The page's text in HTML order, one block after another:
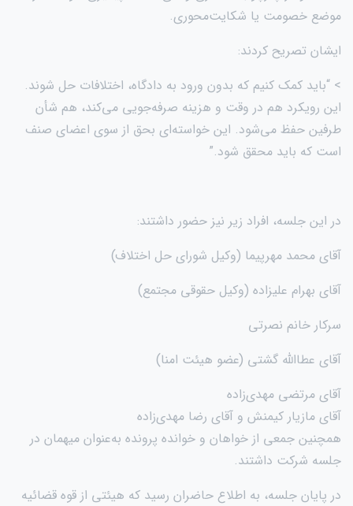
موضع خصومت یا شکایت‌محوری.
ایشان تصریح کردند:
> “باید کمک کنیم که بدون ورود به دادگاه، اختلافات حل شوند.
این رویکرد هم در وقت و هزینه صرفه‌جویی می‌کند، هم شأن
طرفین حفظ می‌شود. این خواسته‌ای بحق از سوی اعضای صنف
است که باید محقق شود.”
در این جلسه، افراد زیر نیز حضور داشتند:
آقای محمد مهرپیما (وکیل شورای حل اختلاف)
آقای بهرام علیزاده (وکیل حقوقی مجتمع)
سرکار خانم نصرتی
آقای عطاالله گشتی (عضو هیئت امنا)
آقای مرتضی مهدی‌زاده
آقای مازیار کیمنش و آقای رضا مهدی‌زاده
همچنین جمعی از خواهان و خوانده پرونده به‌عنوان میهمان در
جلسه شرکت داشتند.
در پایان جلسه، به اطلاع حاضران رسید که هیئتی از قوه قضائیه